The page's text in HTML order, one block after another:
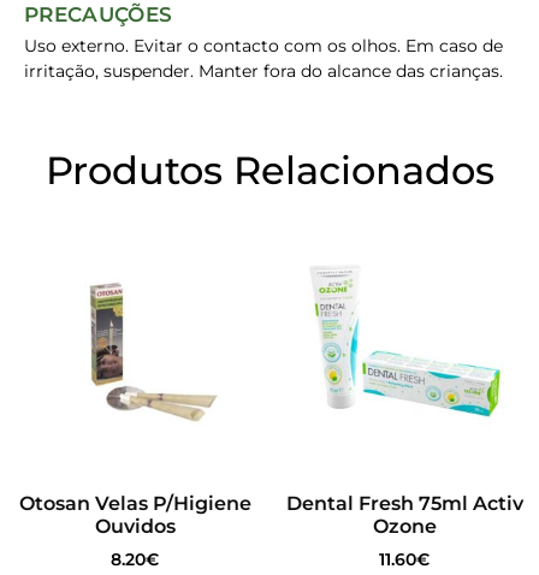
PRECAUÇÕES
Uso externo. Evitar o contacto com os olhos. Em caso de
irritação, suspender. Manter fora do alcance das crianças.
Produtos Relacionados
Otosan Velas P/Higiene
Ouvidos
8.20€
Dental Fresh 75ml Activ
Ozone
11.60€